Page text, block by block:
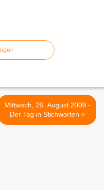
Mittwoch, 26. August 2009 -
Der Tag in Stichworten >